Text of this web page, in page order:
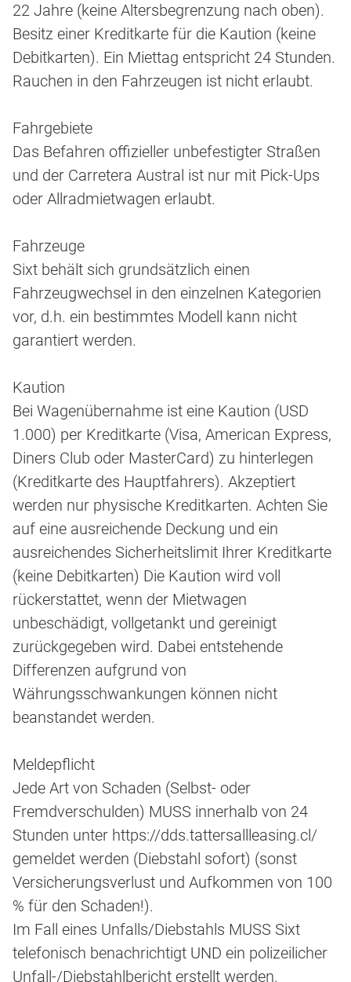
22 Jahre (keine Altersbegrenzung nach oben).
Besitz einer Kreditkarte für die Kaution (keine
Debitkarten). Ein Miettag entspricht 24 Stunden.
Rauchen in den Fahrzeugen ist nicht erlaubt.
Fahrgebiete
Das Befahren offizieller unbefestigter Straßen
und der Carretera Austral ist nur mit Pick-Ups
oder Allradmietwagen erlaubt.
Fahrzeuge
Sixt behält sich grundsätzlich einen
Fahrzeugwechsel in den einzelnen Kategorien
vor, d.h. ein bestimmtes Modell kann nicht
garantiert werden.
Kaution
Bei Wagenübernahme ist eine Kaution (USD
1.000) per Kreditkarte (Visa, American Express,
Diners Club oder MasterCard) zu hinterlegen
(Kreditkarte des Hauptfahrers). Akzeptiert
werden nur physische Kreditkarten. Achten Sie
auf eine ausreichende Deckung und ein
ausreichendes Sicherheitslimit Ihrer Kreditkarte
(keine Debitkarten) Die Kaution wird voll
rückerstattet, wenn der Mietwagen
unbeschädigt, vollgetankt und gereinigt
zurückgegeben wird. Dabei entstehende
Differenzen aufgrund von
Währungsschwankungen können nicht
beanstandet werden.
Meldepflicht
Jede Art von Schaden (Selbst- oder
Fremdverschulden) MUSS innerhalb von 24
Stunden unter https://dds.tattersallleasing.cl/
gemeldet werden (Diebstahl sofort) (sonst
Versicherungsverlust und Aufkommen von 100
% für den Schaden!).
Im Fall eines Unfalls/Diebstahls MUSS Sixt
telefonisch benachrichtigt UND ein polizeilicher
Unfall-/Diebstahlbericht erstellt werden.